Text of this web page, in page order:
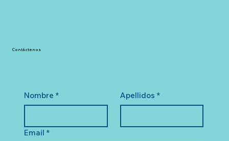
Nombre * Apellidos *
Email *
Contáctenos